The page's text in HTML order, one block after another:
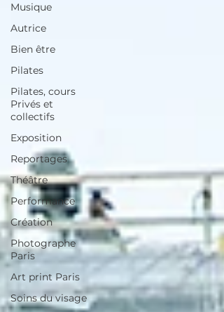
Musique
Autrice
Bien être
Pilates
Pilates, cours
Privés et
collectifs
Exposition
Reportages
Théâtre
Performance
Création
Photographe
Paris
Art print Paris
Soins du visage